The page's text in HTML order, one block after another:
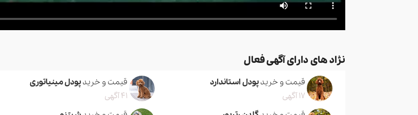
نژاد های دارای آگهی فعال
قیمت و خریدپودل استاندارد
17 آگهی
قیمت و خریدپودل مینیاتوری
41 آگهی